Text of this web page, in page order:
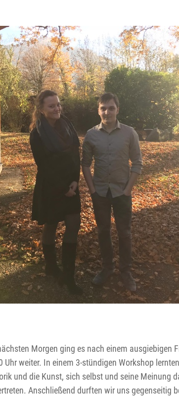
Morgen ging es nach einem ausgiebigen
Uhr weiter. In einem 3-stündigen Workshop
und die Kunst, sich selbst und seine Meinung
Anschließend durften wir uns gegenseitig